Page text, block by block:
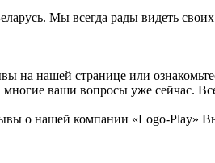
Мы всегда рады видеть
на нашей странице или
ваши вопросы уже сейчас.
о нашей компании «Logo-Play»